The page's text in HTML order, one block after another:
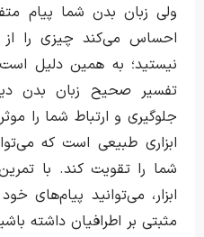
ولی زبان بدن شما پیام
احساس می‌کند چیزی را از
نیستید؛ به همین دلیل
تفسیر صحیح زبان بدن
جلوگیری و ارتباط شما را
ابزاری طبیعی است که
شما را تقویت کند. با
ابزار، می‌توانید پیام‌های
مثبتی بر اطرافیان داشته